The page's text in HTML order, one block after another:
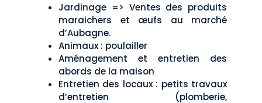
Jardinage => Ventes des produits
maraichers et œufs au marché
d’Aubagne.
Animaux : poulailler
Aménagement et entretien des
abords de la maison
Entretien des locaux : petits travaux
d’entretien (plomberie,